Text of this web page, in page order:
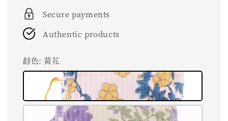
Secure payments
Authentic products
顔色: 黃花